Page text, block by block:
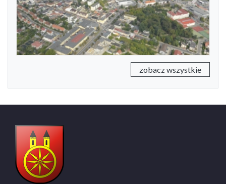
Previous Next
zobacz wszystkie